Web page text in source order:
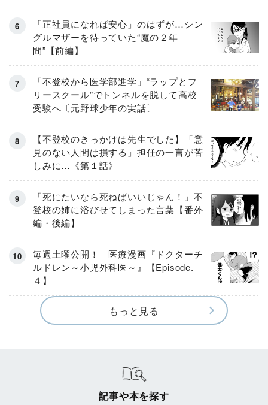
「正社員になれば安心」のはずが…シン
グルマザーを待っていた“魔の２年
間”【前編】
「不登校から医学部進学」“ラップとフ
リースクール”でトンネルを脱して高校
受験へ〔元野球少年の実話〕
【不登校のきっかけは先生でした】「意
見のない人間は損する」担任の一言が苦
しみに…《第１話》
「死にたいなら死ねばいいじゃん！」不
登校の姉に浴びせてしまった言葉【番外
編・後編】
毎週土曜公開！ 医療漫画『ドクターチ
ルドレン～小児外科医～』【Episode.
４】
もっと見る
記事や本を探す